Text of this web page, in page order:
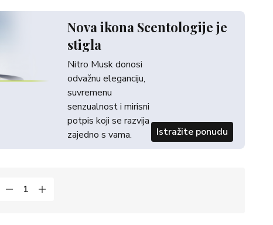
Nova ikona Scentologije je
stigla
Nitro Musk donosi
odvažnu eleganciju,
suvremenu
senzualnost i mirisni
potpis koji se razvija
zajedno s vama.
Istražite ponudu